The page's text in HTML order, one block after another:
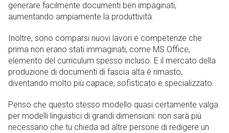
generare facilmente documenti ben impaginati,
aumentando ampiamente la produttività.
Inoltre, sono comparsi nuovi lavori e competenze che
prima non erano stati immaginati, come MS Office,
elemento del curriculum spesso incluso. E il mercato della
produzione di documenti di fascia alta è rimasto,
diventando molto più capace, sofisticato e specializzato.
Penso che questo stesso modello quasi certamente valga
per modelli linguistici di grandi dimensioni: non sarà più
necessario che tu chieda ad altre persone di redigere un